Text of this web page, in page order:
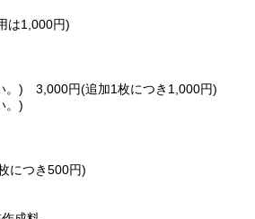
は1,000円)
。) 3,000円(追加1枚につき1,000円)
。)
につき500円)